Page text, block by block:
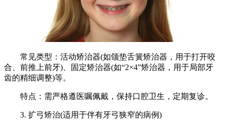
常见类型：活动矫治器(如颌垫舌簧矫治器，用于打开咬
合、前推上前牙)、固定矫治器(如“2×4”矫治器，用于局部牙
齿的精细调整)等。
特点：需严格遵医嘱佩戴，保持口腔卫生，定期复诊。
3. 扩弓矫治(适用于伴有牙弓狭窄的病例)